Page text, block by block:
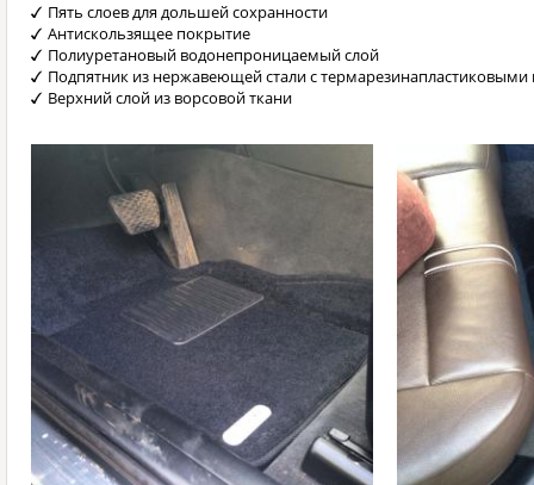
Пять слоев для дольшей сохранности
Антискользящее покрытие
Полиуретановый водонепроницаемый слой
Подпятник из нержавеющей стали с термарезинапластиковыми
Верхний слой из ворсовой ткани